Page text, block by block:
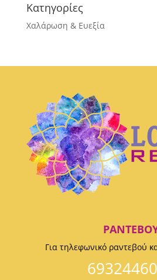
Κατηγορίες
Χαλάρωση & Ευεξία
Για τηλεφωνικό ραντεβού